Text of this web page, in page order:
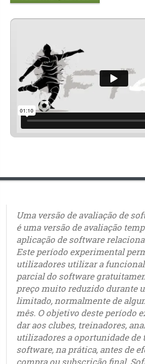
Uma versão de avaliação de
é uma versão de avaliação
aplicação de software
Este período experimental
utilizadores utilizar a
parcial do software
preço muito reduzido durante
limitado, normalmente de
mês. O objetivo deste período
dar aos clubes, treinadores,
utilizadores a oportunidade de
software, na prática, antes de